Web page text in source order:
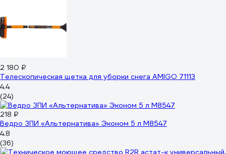
2 180 ₽
Телескопическая щетка для уборки снега AMIGO 71113
4.4
(24)
218 ₽
Ведро ЗПИ «Альтернатива» Эконом 5 л М8547
4.8
(36)